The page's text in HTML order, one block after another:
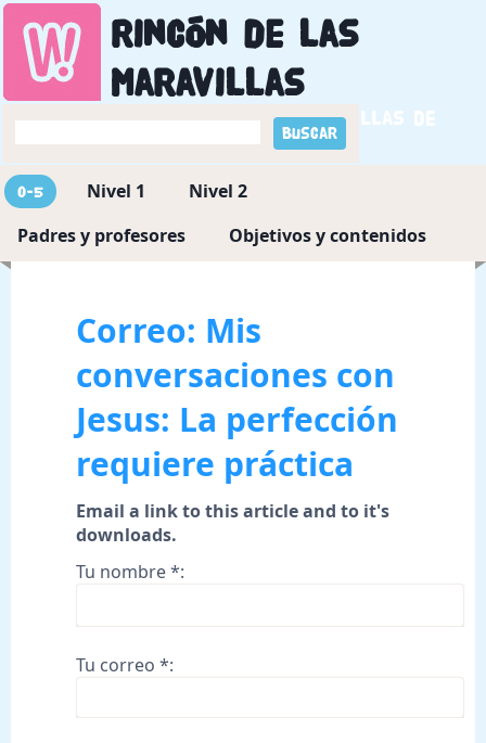
Rincón de las
maravillas
Descubriendo las maravillas de
0-5 Nivel 1
Nivel 2
Padres y profesores
Objetivos y contenidos
Correo: Mis
conversaciones con
Jesus: La perfección
requiere práctica
Email a link to this article and to it's
downloads.
Tu nombre *:
Tu correo *: